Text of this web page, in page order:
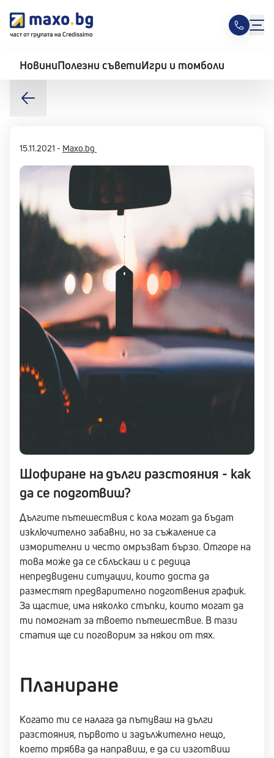
НовиниПолезни съветиИгри и томболи
15.11.2021 - Maxo.bg
Шофиране на дълги разстояния - как
да се подготвиш?
Дългите пътешествия с кола могат да бъдат
изключително забавни, но за съжаление са
изморителни и често омръзват бързо. Отгоре на
това може да се сблъскаш и с редица
непредвидени ситуации, които доста да
разместят предварително подготвения график.
За щастие, има няколко стъпки, които могат да
ти помогнат за твоето пътешествие. В тази
статия ще си поговорим за някои от тях.
Планиране
Когато ти се налага да пътуваш на дълги
разстояния, първото и задължително нещо,
което трябва да направиш, е да си изготвиш